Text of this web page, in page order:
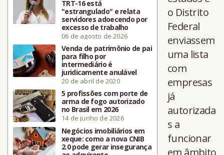
TRT-16 está
"estrangulado" e relata
servidores adoecendo por
excesso de trabalho
06 de agosto de 2026
Venda de patrimônio de pai
para filho por
intermediário é
juridicamente anulável
20 de abril de 2020
5 profissões com porte de
arma de fogo autorizado
no Brasil em 2026
14 de junho de 2026
Negócios imobiliários em
xeque: como a nova CNIB
2.0 pode gerar insegurança
o Distrito
Federal
enviassem
uma lista
com
empresas
já
autorizada
s a
funcionar